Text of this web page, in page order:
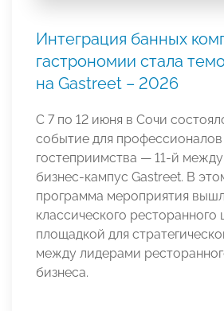
Интеграция банных
гастрономии стала
на Gastreet – 2026
С 7 по 12 июня в Сочи
событие для
гостеприимства — 11-й
бизнес-кампус Gastreet. В
программа мероприятия
классического ресторанного
площадкой для
между лидерами
бизнеса.